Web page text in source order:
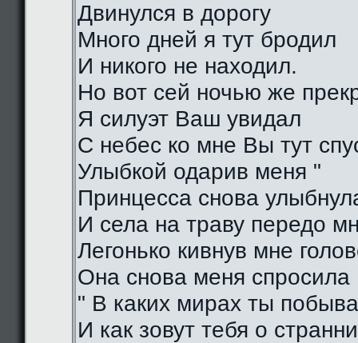
Двинулся в дорогу
Много дней я тут бродил
И никого не находил.
Но вот сей ночью же
Я силуэт Ваш увидал
С небес ко мне Вы тут
Улыбкой одарив меня "
Принцесса снова
И села на траву передо
Легонько кивнув мне
Она снова меня спросила
" В каких мирах ты
И как зовут тебя о